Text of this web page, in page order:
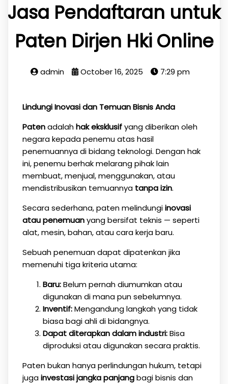
Jasa Pendaftaran untuk
Paten Dirjen Hki Online
admin October 16, 2025 7:29 pm
Lindungi Inovasi dan Temuan Bisnis Anda
Patenadalahhak eksklusifyang diberikan oleh
negara kepada penemu atas hasil
penemuannya di bidang teknologi. Dengan hak
ini, penemu berhak melarang pihak lain
membuat, menjual, menggunakan, atau
mendistribusikan temuannya tanpa izin.
Secara sederhana, paten melindungiinovasi
atau penemuanyang bersifat teknis — seperti
alat, mesin, bahan, atau cara kerja baru.
Sebuah penemuan dapat dipatenkan jika
memenuhi tiga kriteria utama:
Baru:Belum pernah diumumkan atau
digunakan di mana pun sebelumnya.
Inventif:Mengandung langkah yang tidak
biasa bagi ahli di bidangnya.
Dapat diterapkan dalam industri:Bisa
diproduksi atau digunakan secara praktis.
Paten bukan hanya perlindungan hukum, tetapi
jugainvestasi jangka panjangbagi bisnis dan